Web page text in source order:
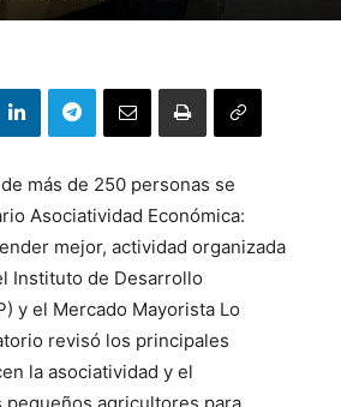
más de 250 personas se
Asociatividad Económica:
mejor, actividad organizada
Instituto de Desarrollo
y el Mercado Mayorista Lo
revisó los principales
la asociatividad y el
pequeños agricultores para